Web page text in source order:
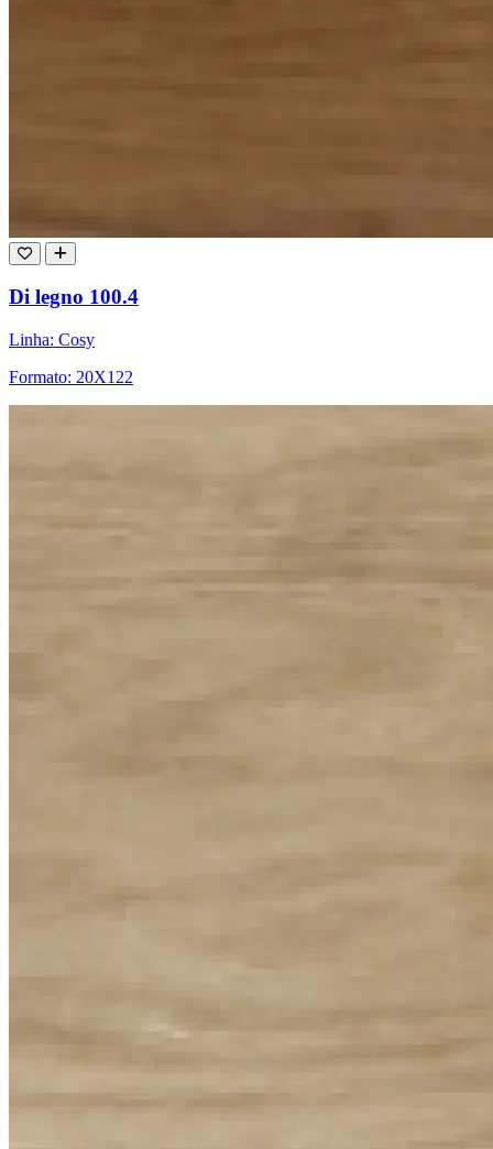
Di legno 100.4
Linha: Cosy
Formato: 20X122